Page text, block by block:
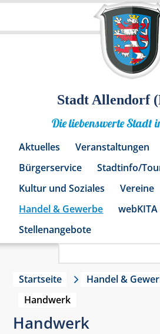
Stadt Allendorf
Die liebenswerte Stadt
Aktuelles Veranstaltungen
Bürgerservice
Stadtinfo/
Kultur und Soziales
Vereine
Handel & Gewerbe
webKITA
Stellenangebote
Startseite
Handel &
Handwerk
Handwerk